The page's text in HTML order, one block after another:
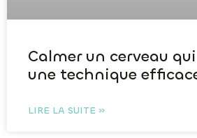
Calmer un cerveau
une technique
LIRE LA SUITE »